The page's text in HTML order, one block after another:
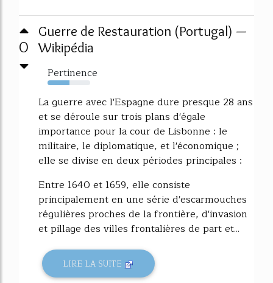
0
Guerre de Restauration (Portugal) —
Wikipédia
Pertinence
52%
La guerre avec l'Espagne dure presque 28 ans
et se déroule sur trois plans d'égale
importance pour la cour de Lisbonne : le
militaire, le diplomatique, et l'économique ;
elle se divise en deux périodes principales :
Entre 1640 et 1659, elle consiste
principalement en une série d'escarmouches
régulières proches de la frontière, d'invasion
et pillage des villes frontalières de part et...
LIRE LA SUITE